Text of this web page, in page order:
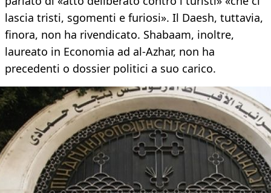
lascia tristi, sgomenti e furiosi». Il Daesh, tuttavia,
finora, non ha rivendicato. Shabaam, inoltre,
laureato in Economia ad al-Azhar, non ha
precedenti o dossier politici a suo carico.